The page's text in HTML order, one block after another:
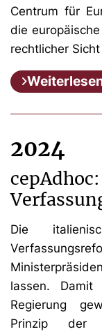
Centrum für
die
rechtlicher
2024
Die
lassen.
Regierung
Prinzip der